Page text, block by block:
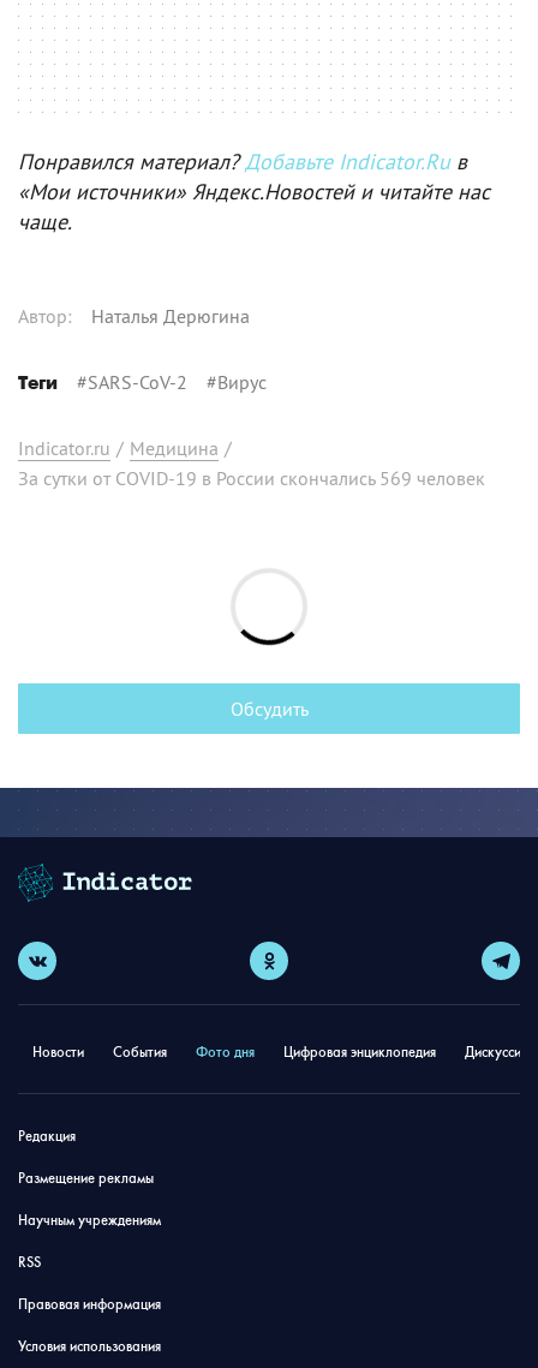
Понравился материал?Добавьте Indicator.Ruв
«Мои источники» Яндекс.Новостей и читайте нас
чаще.
Автор: Наталья Дерюгина
Теги #SARS-CoV-2 #Вирус
Indicator.ru / Медицина /
За сутки от COVID-19 в России скончались 569 человек
Обсудить
Новости События Фото дня Цифровая энциклопедия
Редакция
Размещение рекламы
Научным учреждениям
RSS
Правовая информация
Условия использования